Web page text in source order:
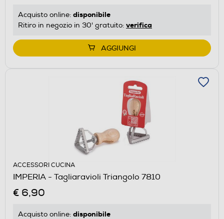
Acquisto online: disponibile
Ritiro in negozio in 30' gratuito: verifica
AGGIUNGI
ACCESSORI CUCINA
IMPERIA - Tagliaravioli Triangolo 7810
€ 6,90
Acquisto online: disponibile